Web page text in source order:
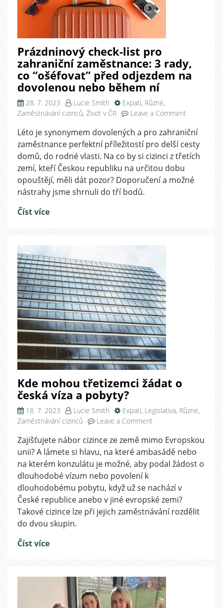
Prázdninový check-list pro
zahraniční zaměstnance: 3 rady,
co “ošéfovat” před odjezdem na
dovolenou nebo během ní
28. 7. 2023 Lucie Smith Expati, Různé,
Zaměstnávání cizinců, Život v ČR Leave a Comment
check-
list
pro
3
Léto je synonymem dovolených a pro zahraniční
zaměstnance perfektní příležitostí pro delší cesty
domů, do rodné vlasti. Na co by si cizinci z třetích
zemí, kteří Českou republiku na určitou dobu
opouštějí, měli dát pozor? Doporučení a možné
nástrahy jsme shrnuli do tří bodů.
Číst více
Kde mohou třetizemci žádat o
česká víza a pobyty?
18. 7. 2023 Lucie Smith Expati, Legislativa, Různé,
Zaměstnávání cizinců
Leave a Comment
mohou
třetizemci
žádat
česká
víza
a
pobyty?
Zajišťujete nábor cizince ze země mimo Evropskou
unii? A lámete si hlavu, na které ambasádě nebo
na kterém konzulátu je možné, aby podal žádost o
dlouhodobé vízum nebo povolení k
dlouhodobému pobytu, když už se nachází v
České republice anebo v jiné evropské zemi?
Takové cizince lze při jejich zaměstnávání rozdělit
do dvou skupin.
Číst více